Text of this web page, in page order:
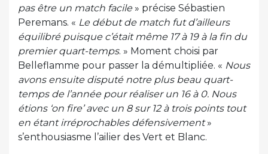
pas être un match facile» précise Sébastien
Peremans. « Le début de match fut d’ailleurs
équilibré puisque c’était même 17 à 19 à la fin du
premier quart-temps. » Moment choisi par
Belleflamme pour passer la démultipliée. « Nous
avons ensuite disputé notre plus beau quart-
temps de l’année pour réaliser un 16 à 0. Nous
étions ‘on fire’ avec un 8 sur 12 à trois points tout
en étant irréprochables défensivement»
s’enthousiasme l’ailier des Vert et Blanc.